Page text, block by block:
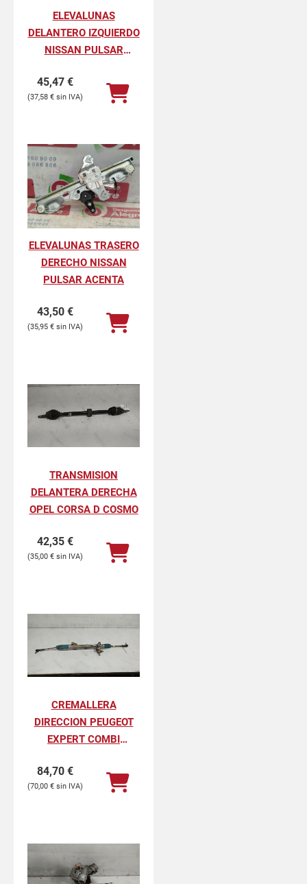
ELEVALUNAS
DELANTERO IZQUIERDO
NISSAN PULSAR
45,47 €
37,58 €
ELEVALUNAS TRASERO
DERECHO NISSAN
PULSAR ACENTA
43,50 €
35,95 €
TRANSMISION
DELANTERA DERECHA
OPEL CORSA D COSMO
42,35 €
35,00 €
CREMALLERA
DIRECCION PEUGEOT
EXPERT COMBI
PLAZAS)
84,70 €
70,00 €